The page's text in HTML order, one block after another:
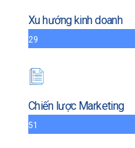
Xu hướng kinh doanh
29
Chiến lược Marketing
51